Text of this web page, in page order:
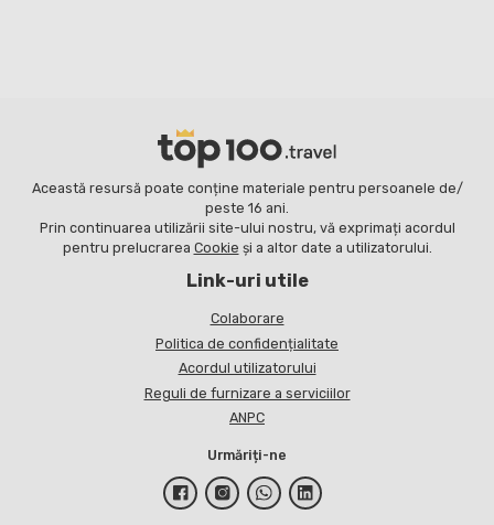
Această resursă poate conține materiale pentru persoanele de/
peste 16 ani.
Prin continuarea utilizării site-ului nostru, vă exprimați acordul
pentru prelucrarea Cookie și a altor date a utilizatorului.
Urmăriți-ne
Link-uri utile
Colaborare
Politica de confidențialitate
Acordul utilizatorului
Reguli de furnizare a serviciilor
ANPC